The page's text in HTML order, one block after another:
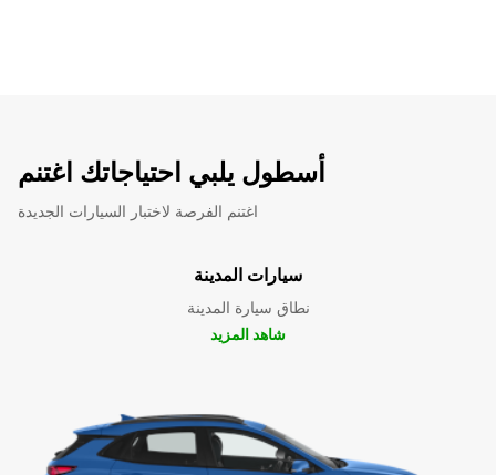
أسطول يلبي احتياجاتك اغتنم
اغتنم الفرصة لاختبار السيارات الجديدة
سيارات المدينة
نطاق سيارة المدينة
شاهد المزيد